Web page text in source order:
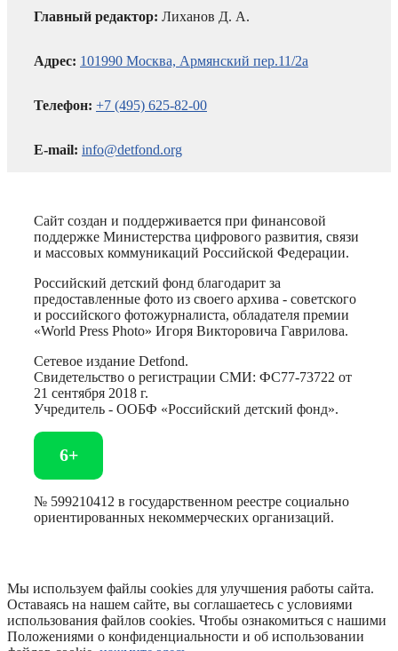
Главный редактор: Лиханов Д. А.
Адрес: 101990 Москва, Армянский пер.11/2а
Телефон: +7 (495) 625-82-00
E-mail: info@detfond.org
Сайт создан и поддерживается при финансовой
поддержке Министерства цифрового развития, связи
и массовых коммуникаций Российской Федерации.
Российский детский фонд благодарит за
предоставленные фото из своего архива - советского
и российского фотожурналиста, обладателя премии
«World Press Photo» Игоря Викторовича Гаврилова.
Сетевое издание Detfond.
Свидетельство о регистрации СМИ: ФС77-73722 от
21 сентября 2018 г.
Учредитель - ООБФ «Российский детский фонд».
6+
№ 599210412 в государственном реестре социально
ориентированных некоммерческих организаций.
Мы используем файлы cookies для улучшения работы сайта.
Оставаясь на нашем сайте, вы соглашаетесь с условиями
использования файлов cookies. Чтобы ознакомиться с нашими
Положениями о конфиденциальности и об использовании